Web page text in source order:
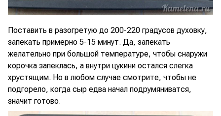
Поставить в разогретую до 200-220 градусов духовку,
запекать примерно 5-15 минут. Да, запекать
желательно при большой температуре, чтобы снаружи
корочка запеклась, а внутри цукини остался слегка
хрустящим. Но в любом случае смотрите, чтобы не
подгорело, когда сыр едва начал подрумяниватся,
значит готово.